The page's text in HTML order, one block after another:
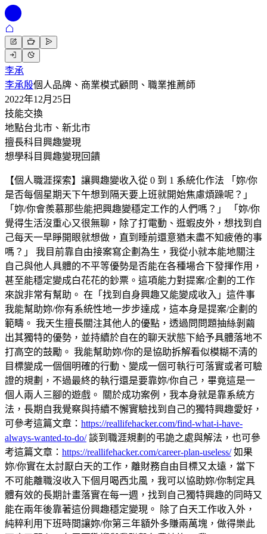
李承
李承殷個人品牌、商業模式顧問、職業推薦師
2022年12月25日
技能交換
地點台北市、新北市
擅長科目興趣變現
想學科目興趣變現回饋
【個人職涯探索】讓興趣變收入從 0 到 1 系統化作法 「妳/你
是否每個星期天下午想到隔天要上班就開始焦慮煩躁呢？」
「妳/你會羨慕那些能把興趣變穩定工作的人們嗎？」 「妳/你
覺得生活沒重心又很無聊，除了打電動、逛蝦皮外，想找到自
己每天一早睜開眼就想做，直到睡前還意猶未盡不知疲倦的事
嗎？」 我目前靠自由接案寫企劃為生，我從小就本能地關注
自己與他人具體的不平等優勢是否能在各種場合下發揮作用，
甚至能穩定變成白花花的鈔票。這項能力對提案/企劃的工作
來說非常有幫助。 在「找到自身興趣又能變成收入」這件事
我能幫助妳/你有系統性地一步步達成，這本身是提案/企劃的
範疇。 我天生擅長關注其他人的優點，透過問問題抽絲剝繭
出其獨特的優勢，並持續於自在的聊天狀態下給予具體落地不
打高空的鼓勵。 我能幫助妳/你的是協助拆解看似模糊不清的
目標變成一個個明確的行動、變成一個可執行可落實或者可驗
證的規劃，不過最終的執行還是要靠妳/你自己，畢竟這是一
個人兩人三腳的遊戲。 關於成功案例，我本身就是靠系統方
法，長期自我覺察與持續不懈實驗找到自己的獨特興趣愛好，
可參考這篇文章： https://reallifehacker.com/find-what-i-have-
always-wanted-to-do/談到職涯規劃的弔詭之處與解法，也可參
考這篇文章： https://reallifehacker.com/career-plan-useless/如果
妳/你實在太討厭白天的工作，離財務自由目標又太遠，當下
不可能離職沒收入下個月喝西北風，我可以協助妳/你制定具
體有效的長期計畫落實在每一週，找到自己獨特興趣的同時又
能在兩年後靠著這份興趣穩定變現。 除了白天工作收入外，
純粹利用下班時間讓妳/你第三年額外多賺兩萬塊，做得樂此